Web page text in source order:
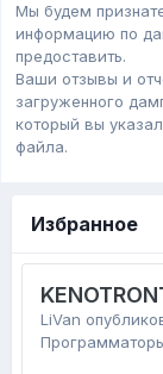
Мы будем
информацию по
предоставить.
Ваши отзывы и
загруженного
который вы
файла.
Избранное
LiVan